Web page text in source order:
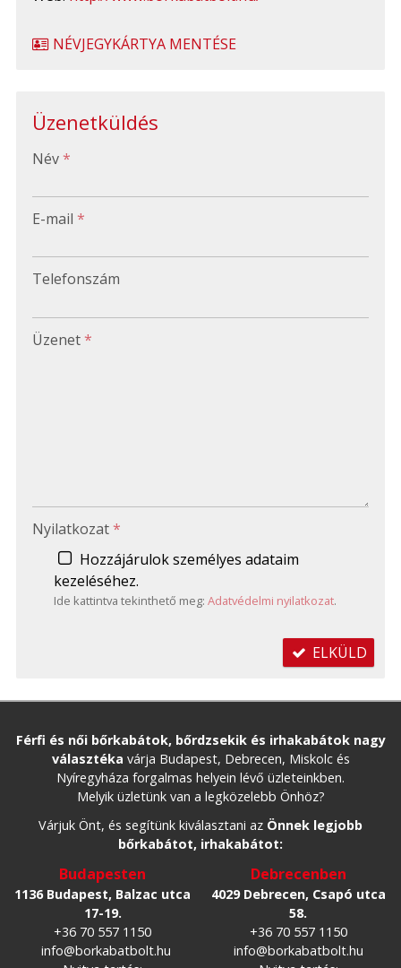
NÉVJEGYKÁRTYA MENTÉSE
Üzenetküldés
-
-
Név*
E-mail *
Telefonszám
Üzenet*
Nyilatkozat*
Hozzájárulok személyes adataim
kezeléséhez.
Ide kattintva tekinthető meg: Adatvédelmi nyilatkozat.
ELKÜLD
Férfi és női bőrkabátok, bőrdzsekik és irhakabátok nagy
választéka várja Budapest, Debrecen, Miskolc és
Nyíregyháza forgalmas helyein lévő üzleteinkben.
Melyik üzletünk van a legközelebb Önhöz?
Várjuk Önt, és segítünk kiválasztani az Önnek legjobb
bőrkabátot, irhakabátot:
Budapesten
1136 Budapest, Balzac utca
17-19.
+36 70 557 1150
info@borkabatbolt.hu
Debrecenben
4029 Debrecen, Csapó utca
58.
+36 70 557 1150
info@borkabatbolt.hu